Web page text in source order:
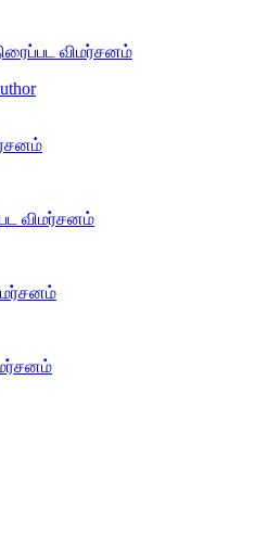
விமர்சனம்
விமர்சனம்